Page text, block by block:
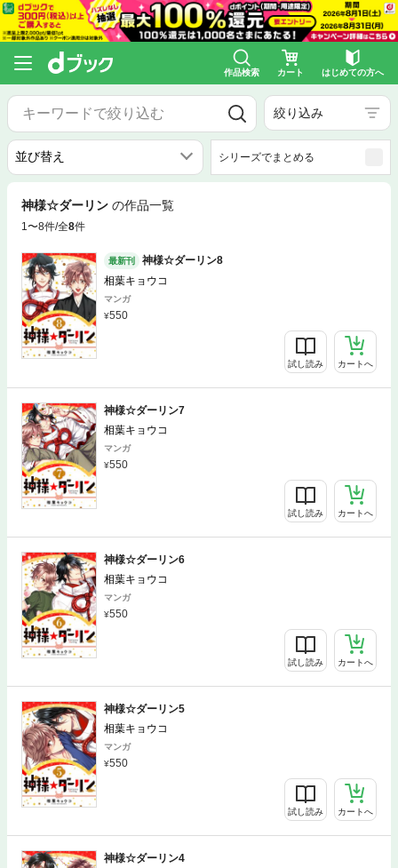
作品検索 カート はじめての方へ
絞り込み
シリーズでまとめる
神様☆ダーリン の作品一覧
1〜8件/全8件
最新刊
神様☆ダーリン8
相葉キョウコ
マンガ
550
試し読み カートへ
神様☆ダーリン7
相葉キョウコ
マンガ
550
試し読み カートへ
神様☆ダーリン6
相葉キョウコ
マンガ
550
試し読み カートへ
神様☆ダーリン5
相葉キョウコ
マンガ
550
試し読み カートへ
神様☆ダーリン4